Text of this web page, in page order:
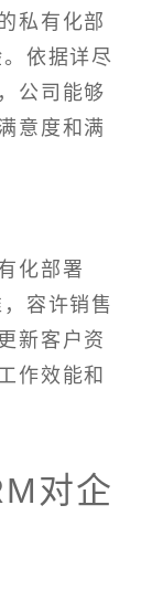
私有化部
依据详尽
公司能够
意度和满
化部署
容许销售
新客户资
作效能和
对企